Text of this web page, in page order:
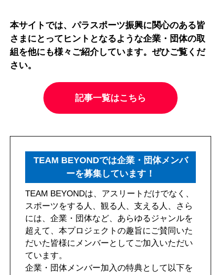
本サイトでは、パラスポーツ振興に関心のある皆
さまにとってヒントとなるような企業・団体の取
組を他にも様々ご紹介しています。ぜひご覧くだ
さい。
記事一覧はこちら
TEAM BEYONDでは企業・団体メンバ
ーを募集しています！
TEAM BEYONDは、アスリートだけでなく、
スポーツをする人、観る人、支える人、さら
には、企業・団体など、あらゆるジャンルを
超えて、本プロジェクトの趣旨にご賛同いた
だいた皆様にメンバーとしてご加入いただい
ています。
企業・団体メンバー加入の特典として以下を